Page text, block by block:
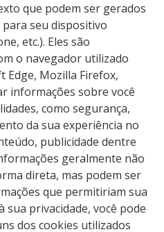
que podem ser gerados
seu dispositivo
etc.). Eles são
o navegador utilizado
Edge, Mozilla Firefox,
informações sobre você
como segurança,
da sua experiência no
publicidade dentre
geralmente não
direta, mas podem ser
que permitiriam sua
sua privacidade, você pode
dos cookies utilizados